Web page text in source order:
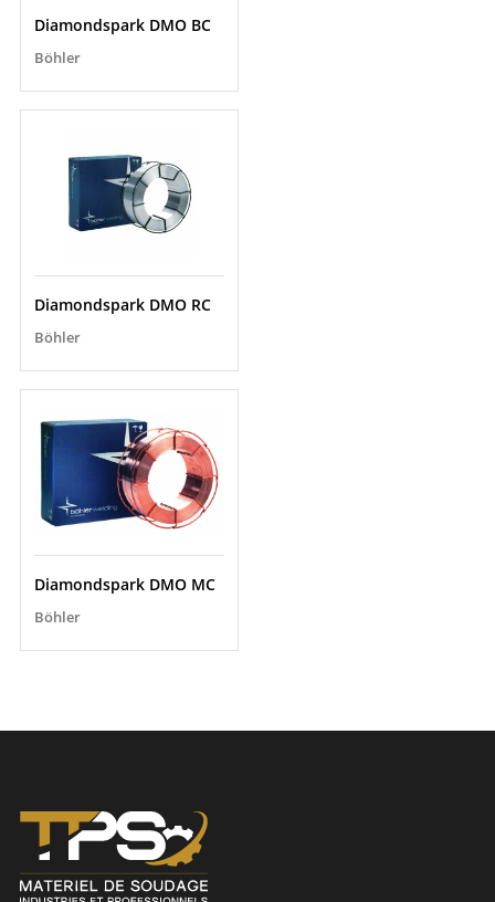
Diamondspark DMO BC
Böhler
Diamondspark DMO RC
Böhler
Diamondspark DMO MC
Böhler